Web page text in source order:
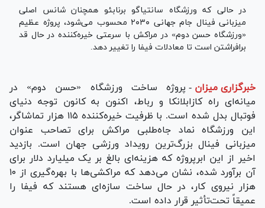
در حالی که ورزشگاه سانتیاگو برنابئو همچنان شانس اصلی
میزبانی فینال جام جهانی ۲۰۳۰ محسوب می‌شود، پروژه عظیم
«ورزشگاه حسن دوم» در مراکش با سرعتی خیره‌کننده در حال قد
برافراشتن است تا معادلات فیفا را تغییر دهد.
خبرگزاری میزان - پروژه ساخت ورزشگاه «حسن دوم» در
میانه‌ای راه کازابلانکا و رباط، اکنون به کانون توجه دنیای
فوتبال بدل شده است. با ظرفیت خیره‌کننده ۱۱۵ هزار تماشاگر،
این ورزشگاه نماد جاه‌طلبی مراکش برای تصاحب عنوان
میزبانی فینال بزرگ‌ترین رویداد ورزشی جهان است. بازدید
اخیر از این ابرپروژه که هزینه‌ای بالغ بر یک میلیارد دلار برای
آن برآورد شده، نشان می‌دهد که مراکشی‌ها با بهره‌گیری از ۱۰
هزار نیروی کار، در حال ساخت سازه‌ای هستند که فیفا را
عمیقاً تحت‌تأثیر قرار داده است.